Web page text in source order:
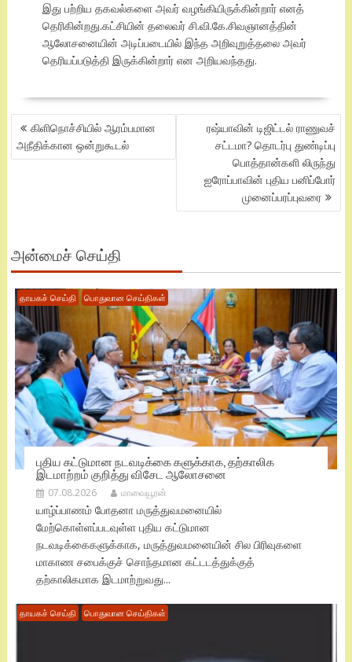
இது பற்றிய தகவல்களை அவர் வழங்கியிருக்கின்றார் எனத்
தெரிகின்றது.கட்சியின் தலைவர் சி.வி.கே.சிவஞானத்தின்
ஆலோசனையின் அடிப்படையில் இந்த அறிவுறுத்தலை அவர்
தெரியப்படுத்தி இருக்கின்றார் என அறியவந்தது.
POST
NAVIGATION
கிளிநொச்சியில் ஆரம்பமான
அநீதிக்கான ஒன்றுகூடல்
ரஷ்யாவின் டிஜிட்டல் ராணுவச்
சட்டமா? தொடர்பு துண்டிப்பு
பொத்தான்களி லிருந்து
ஐரோப்பாவின் புதிய பனிப்போர்
முனைப்பரப்புவரை
அன்மைச் செய்தி
தாயகச் செய்தி பொதுவான செய்திகள்
புதிய கட்டுமான நடவடிக்கை களுக்காக, தற்காலிக
இடமாற்றம் குறித்து விசேட ஆலோசனை
07.08.2026 மாவையூரன்
யாழ்ப்பாணம் போதனா மருத்துவமனையில்
மேற்கொள்ளப்படவுள்ள புதிய கட்டுமான
நடவடிக்கைகளுக்காக, மருத்துவமனையின் சில பிரிவுகளை
மாகாண சபைக்குச் சொந்தமான கட்டடத்துக்குத்
தற்காலிகமாக இடமாற்றுவது...
தாயகச் செய்தி பொதுவான செய்திகள்